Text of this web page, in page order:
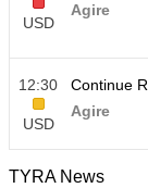
USD
Agire
12:30
USD
Continue
Agire
TYRA News